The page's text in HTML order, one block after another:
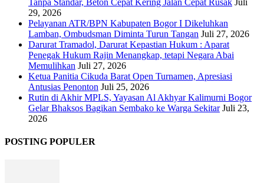
Tanpa Standar, Beton Cepat Kering Jalan Cepat Rusak Juli
29, 2026
Pelayanan ATR/BPN Kabupaten Bogor I Dikeluhkan
Lamban, Ombudsman Diminta Turun Tangan Juli 27, 2026
Darurat Tramadol, Darurat Kepastian Hukum : Aparat
Penegak Hukum Rajin Menangkap, tetapi Negara Abai
Memulihkan Juli 27, 2026
Ketua Panitia Cikuda Barat Open Turnamen, Apresiasi
Antusias Penonton Juli 25, 2026
Rutin di Akhir MPLS, Yayasan Al Akhyar Kalimurni Bogor
Gelar Bhaksos Bagikan Sembako ke Warga Sekitar Juli 23,
2026
POSTING POPULER